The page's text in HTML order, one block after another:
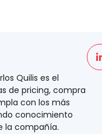
Quilis es el
de pricing, compra
con los más
conocimiento
la compañía.